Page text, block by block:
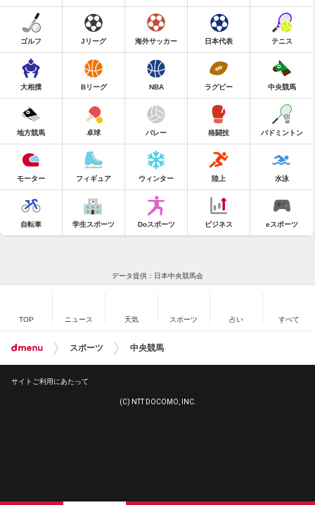
ゴルフ Jリーグ 海外サッカー 日本代表 テニス
大相撲 Bリーグ NBA ラグビー 中央競馬
地方競馬 卓球 バレー 格闘技 バドミントン
モーター フィギュア ウィンター 陸上 水泳
自転車 学生スポーツ Doスポーツ ビジネス eスポーツ
データ提供：日本中央競馬会
TOP ニュース 天気 スポーツ 占い すべて
スポーツ 中央競馬
サイトご利用にあたって
(C) NTT DOCOMO, INC.